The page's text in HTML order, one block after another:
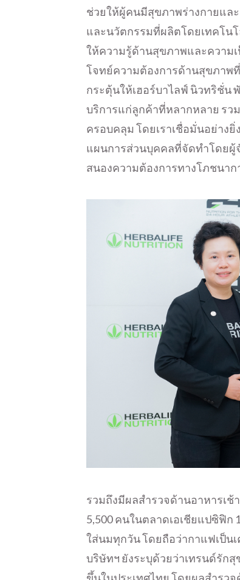
ช่วยให้ผู้คนมีสุขภาพร่างกายแ
และนวัตกรรมที่ผลิตโดยเทคโน
ให้ความรู้ด้านสุขภาพและความ
โจทย์ความต้องการด้านสุขภาพ
กระตุ้นให้เฮอร์บาไลฟ์ นิวทริชั่
บริการแก่ลูกค้าที่หลากหลาย รว
ครอบคลุม โดยเราเชื่อมั่นอย่า
แผนการส่วนบุคคลที่จัดทำโดยผู้
สนองความต้องการทางโภชนา
รวมถึงมีผลสำรวจด้านอาหารเ
5,500 คนในตลาดเอเชียแปซิฟิก
ใส่นมทุกวัน โดยถือว่ากาแฟเป็น
บริษัทฯ ยังระบุด้วยว่าเทรนด์รัก